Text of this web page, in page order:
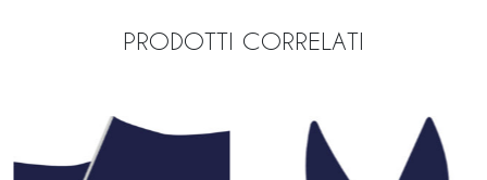
PRODOTTI CORRELATI